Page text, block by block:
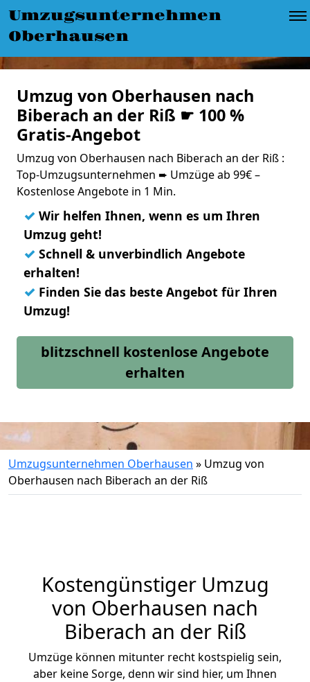
Umzugsunternehmen
Oberhausen
Umzug von Oberhausen nach
Biberach an der Riß ☛ 100 %
Gratis-Angebot
Umzug von Oberhausen nach Biberach an der Riß :
Top-Umzugsunternehmen ➨ Umzüge ab 99€ –
Kostenlose Angebote in 1 Min.
✓ Wir helfen Ihnen, wenn es um Ihren
Umzug geht!
✓ Schnell & unverbindlich Angebote
erhalten!
✓ Finden Sie das beste Angebot für Ihren
Umzug!
blitzschnell kostenlose Angebote
erhalten
Umzugsunternehmen Oberhausen » Umzug von
Oberhausen nach Biberach an der Riß
Kostengünstiger Umzug
von Oberhausen nach
Biberach an der Riß
Umzüge können mitunter recht kostspielig sein,
aber keine Sorge, denn wir sind hier, um Ihnen